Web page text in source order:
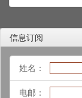
信息订阅
姓名：
电邮：